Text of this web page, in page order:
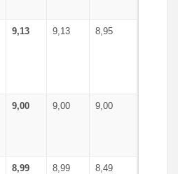
9,13 9,13 8,95
9,00 9,00 9,00
8,99 8,99 8,49